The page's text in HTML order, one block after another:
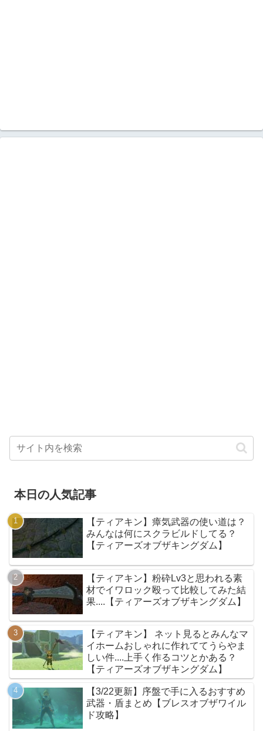
本日の人気記事
【ティアキン】瘴気武器の使い道は？
みんなは何にスクラビルドしてる？
【ティアーズオブザキングダム】
【ティアキン】粉砕Lv3と思われる素
材でイワロック殴って比較してみた結
果....【ティアーズオブザキングダム】
【ティアキン】 ネット見るとみんなマ
イホームおしゃれに作れててうらやま
しい件....上手く作るコツとかある？
【ティアーズオブザキングダム】
【3/22更新】序盤で手に入るおすすめ
武器・盾まとめ【ブレスオブザワイル
ド攻略】